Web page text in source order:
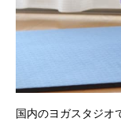
国内のヨガスタジオ